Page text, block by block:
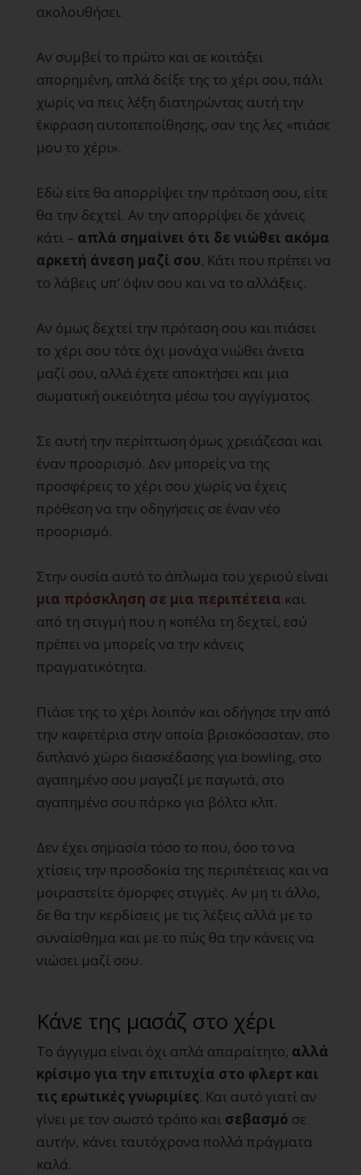
ακολουθήσει.
Αν συμβεί το πρώτο και σε κοιτάξει
απορημένη, απλά δείξε της το χέρι σου, πάλι
χωρίς να πεις λέξη διατηρώντας αυτή την
έκφραση αυτοπεποίθησης, σαν της λες «πιάσε
μου το χέρι».
Εδώ είτε θα απορρίψει την πρόταση σου, είτε
θα την δεχτεί. Αν την απορρίψει δε χάνεις
κάτι – απλά σημαίνει ότι δε νιώθει ακόμα
αρκετή άνεση μαζί σου. Κάτι που πρέπει να
το λάβεις υπ’ όψιν σου και να το αλλάξεις.
Αν όμως δεχτεί την πρόταση σου και πιάσει
το χέρι σου τότε όχι μονάχα νιώθει άνετα
μαζί σου, αλλά έχετε αποκτήσει και μια
σωματική οικειότητα μέσω του αγγίγματος.
Σε αυτή την περίπτωση όμως χρειάζεσαι και
έναν προορισμό. Δεν μπορείς να της
προσφέρεις το χέρι σου χωρίς να έχεις
πρόθεση να την οδηγήσεις σε έναν νέο
προορισμό.
Στην ουσία αυτό το άπλωμα του χεριού είναι
μια πρόσκληση σε μια περιπέτεια και
από τη στιγμή που η κοπέλα τη δεχτεί, εσύ
πρέπει να μπορείς να την κάνεις
πραγματικότητα.
Πιάσε της το χέρι λοιπόν και οδήγησε την από
την καφετέρια στην οποία βρισκόσασταν, στο
διπλανό χώρο διασκέδασης για bowling, στο
αγαπημένο σου μαγαζί με παγωτά, στο
αγαπημένο σου πάρκο για βόλτα κλπ.
Δεν έχει σημασία τόσο το που, όσο το να
χτίσεις την προσδοκία της περιπέτειας και να
μοιραστείτε όμορφες στιγμές. Αν μη τι άλλο,
δε θα την κερδίσεις με τις λέξεις αλλά με το
συναίσθημα και με το πώς θα την κάνεις να
νιώσει μαζί σου.
Κάνε της μασάζ στο χέρι
Το άγγιγμα είναι όχι απλά απαραίτητο, αλλά
κρίσιμο για την επιτυχία στο φλερτ και
τις ερωτικές γνωριμίες. Και αυτό γιατί αν
γίνει με τον σωστό τρόπο και σεβασμό σε
αυτήν, κάνει ταυτόχρονα πολλά πράγματα
καλά.